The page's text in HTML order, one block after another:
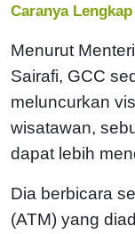
Caranya Lengkap
Menurut
Sairafi, GCC
meluncurkan
wisatawan,
dapat lebih
Dia berbicara
(ATM) yang